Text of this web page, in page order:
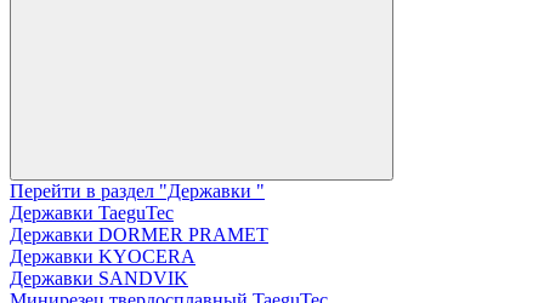
Перейти в раздел "Державки "
Державки TaeguTec
Державки DORMER PRAMET
Державки KYOCERA
Державки SANDVIK